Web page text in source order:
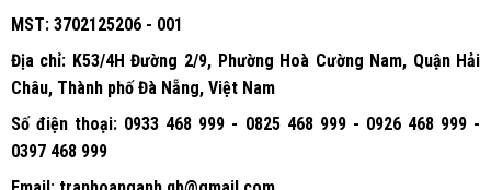
MST:3702125206 - 001
Địa chỉ: K53/4H Đường 2/9, Phường Hoà Cường Nam, Quận Hải
Châu, Thành phố Đà Nẵng, Việt Nam
Số điện thoại: 0933 468 999 - 0825 468 999 - 0926 468 999 -
0397 468 999